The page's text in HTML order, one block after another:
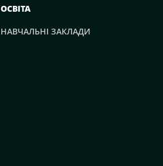
ОСВІТА
НАВЧАЛЬНІ ЗАКЛАДИ